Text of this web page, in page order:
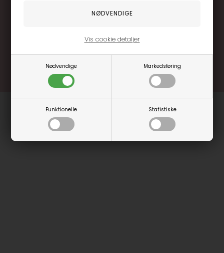
Nødvendige Markedsføring
Funktionelle Statistiske
Vis cookie detaljer
Læs mere og bliv medlem